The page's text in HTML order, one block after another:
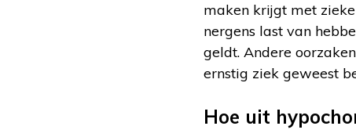
maken krijgt met
nergens last van
geldt. Andere
ernstig ziek geweest
Hoe uit